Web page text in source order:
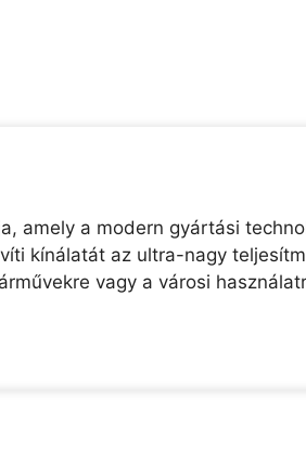
amely a modern gyártási
kínálatát az ultra-nagy
vagy a városi